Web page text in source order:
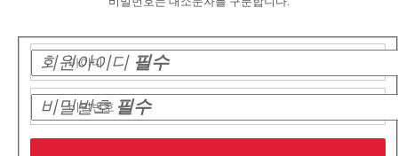
회원아이디필수
비밀번호필수